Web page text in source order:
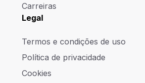
Carreiras
Legal
Termos e condições de uso
Política de privacidade
Cookies